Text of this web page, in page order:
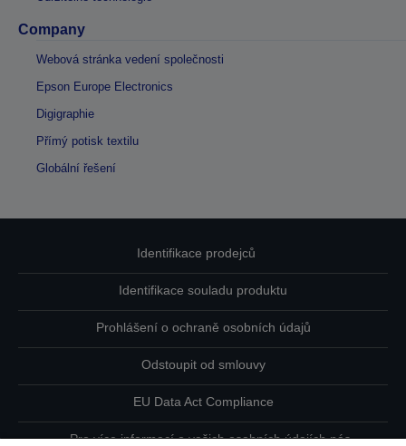
Company
Webová stránka vedení společnosti
Epson Europe Electronics
Digigraphie
Přímý potisk textilu
Globální řešení
Identifikace prodejců
Identifikace souladu produktu
Prohlášení o ochraně osobních údajů
Odstoupit od smlouvy
EU Data Act Compliance
Pro více informací o vašich osobních údajích nás